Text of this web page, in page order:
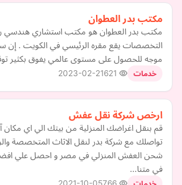
مكتب بدر العطوان
مكتب بدر العطوان هو مكتب استشاري هندسي
التخصصات يقع مقره الرئيسي في الكويت . إن
موجه للحصول على مستوى عالمي يفوق بكثير
خدمات 2023-02-21
ارخص شركة نقل عفش
قم بنقل اغراضك المنزلية من بيتك الي اي مكان
تواصلك مع شركة بدر لنقل الاثاث المتخصصة
شحن العفش المنزلي في مصر و احصل علي افضل
في متنا…